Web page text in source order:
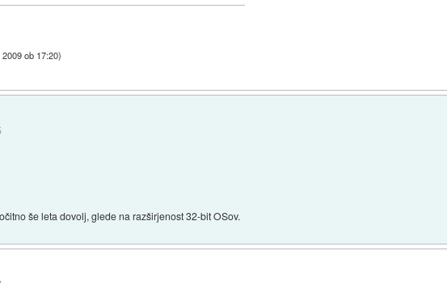
2009 ob 17:20)
še leta dovolj, glede na razširjenost 32-bit OSov.